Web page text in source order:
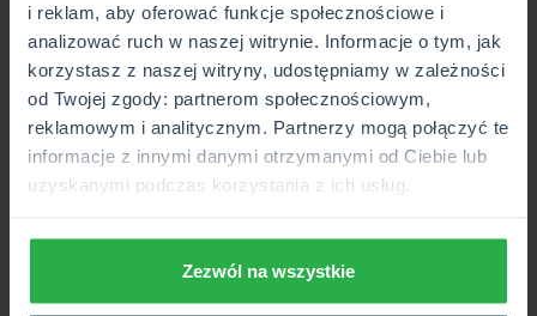
i reklam, aby oferować funkcje społecznościowe i
analizować ruch w naszej witrynie. Informacje o tym, jak
korzystasz z naszej witryny, udostępniamy w zależności
od Twojej zgody: partnerom społecznościowym,
reklamowym i analitycznym. Partnerzy mogą połączyć te
informacje z innymi danymi otrzymanymi od Ciebie lub
uzyskanymi podczas korzystania z ich usług.
Zezwól na wszystkie
Przewiezienie mienia we
wskazane przez Ciebie
miejsce po szkodzie (np.
po zalaniu)
tak tak tak
Pomoc po wystąpieniu
szkody – np. uprzątnięcie i